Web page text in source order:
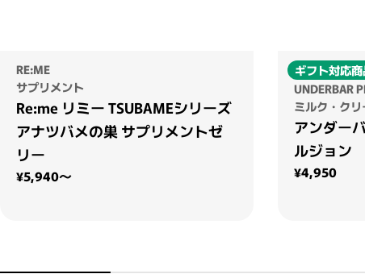
RE:ME
サプリメント
Re:me リミー TSUBAMEシリーズ
アナツバメの巣 サプリメントゼ
リー
通常価格
¥5,940～
ギフト対応
UNDERBAR
ミルク・ク
アンダー
ルジョン
通常価格
¥4,950